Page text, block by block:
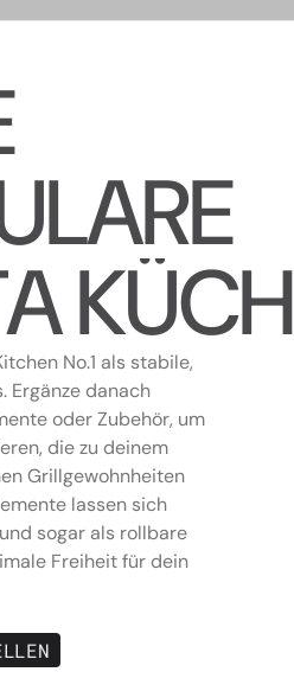
LARE
AKÜCH
No.1 als stabile,
Ergänze danach
oder Zubehör, um
die zu deinem
Grillgewohnheiten
lassen sich
sogar als rollbare
Freiheit für dein
LLEN
J